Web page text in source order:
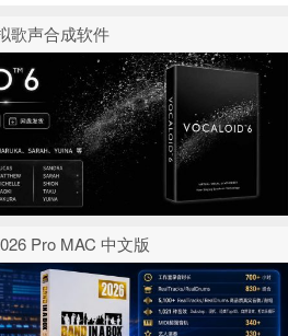
歌声合成软件
Pro MAC 中文版